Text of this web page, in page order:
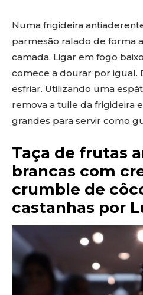
Numa frigideira
parmesão ralado de forma
camada. Ligar em fogo
comece a dourar por igual.
esfriar. Utilizando uma
remova a tuile da frigideira
grandes para servir como
Taça de frutas
brancas com
crumble de
castanhas por